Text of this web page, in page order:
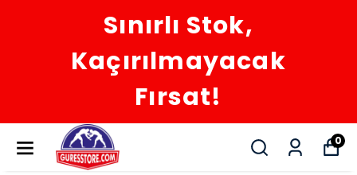
Sınırlı Stok,
Kaçırılmayacak
Fırsat!
0